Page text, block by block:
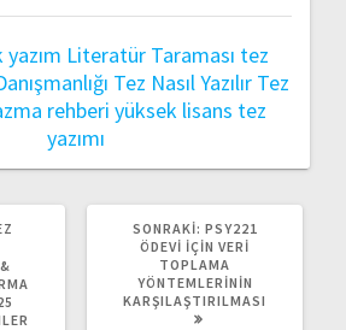
Literatür Taraması tez
Tez Nasıl Yazılır Tez
rehberi yüksek lisans tez
yazımı
SONRAKI: SONRAKI
YAZI:
PSY221
ÖDEVI İÇIN VERI
TOPLAMA
YÖNTEMLERININ
KARŞILAŞTIRILMASI